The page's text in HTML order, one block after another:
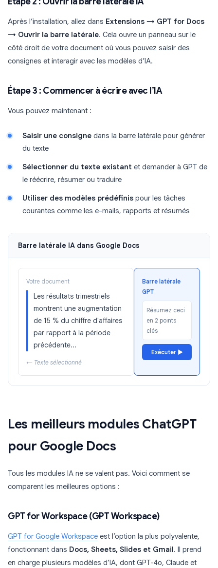
Après l’installation, allez dans Extensions → GPT for Docs
→ Ouvrir la barre latérale. Cela ouvre un panneau sur le
côté droit de votre document où vous pouvez saisir des
consignes et interagir avec les modèles d’IA.
Étape 3 : Commencer à écrire avec l’IA
Vous pouvez maintenant :
Saisir une consigne dans la barre latérale pour générer
du texte
Sélectionner du texte existant et demander à GPT de
le réécrire, résumer ou traduire
Utiliser des modèles prédéfinis pour les tâches
courantes comme les e-mails, rapports et résumés
Barre latérale IA dans Google Docs
Votre document
Les résultats trimestriels
montrent une augmentation
de 15 % du chiffre d'affaires
par rapport à la période
précédente...
← Texte sélectionné
Barre latérale
GPT
Résumez ceci
en 2 points
clés
Exécuter ▶
Les meilleurs modules ChatGPT
pour Google Docs
Tous les modules IA ne se valent pas. Voici comment se
comparent les meilleures options :
GPT for Workspace (GPT Workspace)
GPT for Google Workspace est l’option la plus polyvalente,
fonctionnant dans Docs, Sheets, Slides et Gmail . Il prend
en charge plusieurs modèles d’IA, dont GPT-4o, Claude et